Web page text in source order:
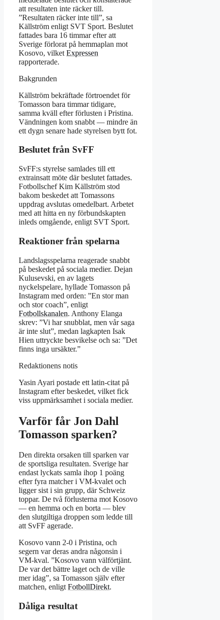
att resultaten inte räcker till.
”Resultaten räcker inte till”, sa
Källström enligt SVT Sport. Beslutet
fattades bara 16 timmar efter att
Sverige förlorat på hemmaplan mot
Kosovo, vilket Expressen
rapporterade.
Bakgrunden
Källström bekräftade förtroendet för
Tomasson bara timmar tidigare,
samma kväll efter förlusten i Pristina.
Vändningen kom snabbt — mindre än
ett dygn senare hade styrelsen bytt fot.
Beslutet från SvFF
SvFF:s styrelse samlades till ett
extrainsatt möte där beslutet fattades.
Fotbollschef Kim Källström stod
bakom beskedet att Tomassons
uppdrag avslutas omedelbart. Arbetet
med att hitta en ny förbundskapten
inleds omgående, enligt SVT Sport.
Reaktioner från spelarna
Landslagsspelarna reagerade snabbt
på beskedet på sociala medier. Dejan
Kulusevski, en av lagets
nyckelspelare, hyllade Tomasson på
Instagram med orden: ”En stor man
och stor coach”, enligt
Fotbollskanalen. Anthony Elanga
skrev: ”Vi har snubblat, men vår saga
är inte slut”, medan lagkapten Isak
Hien uttryckte besvikelse och sa: ”Det
finns inga ursäkter.”
Redaktionens notis
Yasin Ayari postade ett latin-citat på
Instagram efter beskedet, vilket fick
viss uppmärksamhet i sociala medier.
Varför får Jon Dahl
Tomasson sparken?
Den direkta orsaken till sparken var
de sportsliga resultaten. Sverige har
endast lyckats samla ihop 1 poäng
efter fyra matcher i VM-kvalet och
ligger sist i sin grupp, där Schweiz
toppar. De två förlusterna mot Kosovo
— en hemma och en borta — blev
den slutgiltiga droppen som ledde till
att SvFF agerade.
Kosovo vann 2-0 i Pristina, och
segern var deras andra någonsin i
VM-kval. ”Kosovo vann välförtjänt.
De var det bättre laget och de ville
mer idag”, sa Tomasson själv efter
matchen, enligtFotbollDirekt.
Dåliga resultat